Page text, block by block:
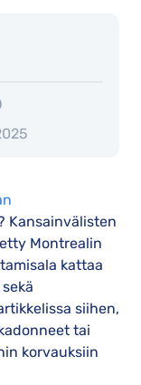
Kansainvälisten
Montrealin
kattaa
siihen,
tai
korvauksiin